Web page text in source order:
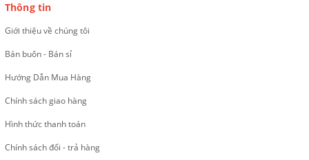
Thông tin
Giới thiệu về chúng tôi
Bán buôn - Bán sỉ
Hướng Dẫn Mua Hàng
Chính sách giao hàng
Hình thức thanh toán
Chính sách đổi - trả hàng